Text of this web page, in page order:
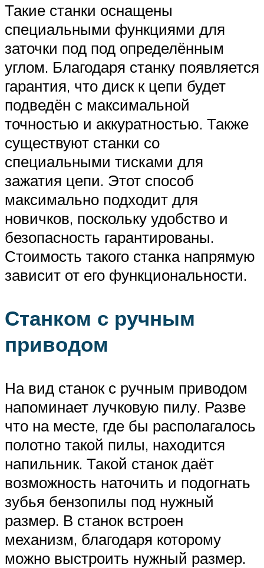
Такие станки оснащены
специальными функциями для
заточки под под определённым
углом. Благодаря станку появляется
гарантия, что диск к цепи будет
подведён с максимальной
точностью и аккуратностью. Также
существуют станки со
специальными тисками для
зажатия цепи. Этот способ
максимально подходит для
новичков, поскольку удобство и
безопасность гарантированы.
Стоимость такого станка напрямую
зависит от его функциональности.
Станком с ручным
приводом
На вид станок с ручным приводом
напоминает лучковую пилу. Разве
что на месте, где бы располагалось
полотно такой пилы, находится
напильник. Такой станок даёт
возможность наточить и подогнать
зубья бензопилы под нужный
размер. В станок встроен
механизм, благодаря которому
можно выстроить нужный размер.